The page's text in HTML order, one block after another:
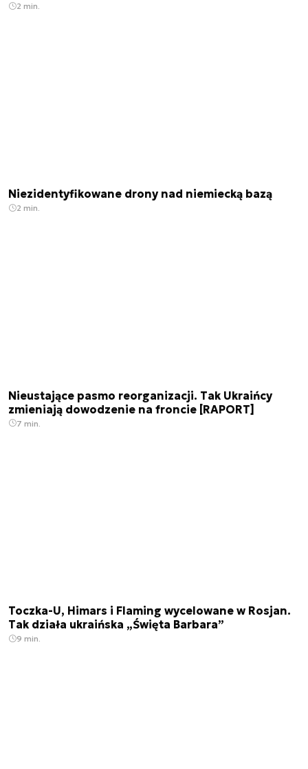
2 min.
Niezidentyfikowane drony nad niemiecką bazą
2 min.
Nieustające pasmo reorganizacji. Tak Ukraińcy
zmieniają dowodzenie na froncie [RAPORT]
7 min.
Toczka-U, Himars i Flaming wycelowane w Rosjan.
Tak działa ukraińska „Święta Barbara”
9 min.